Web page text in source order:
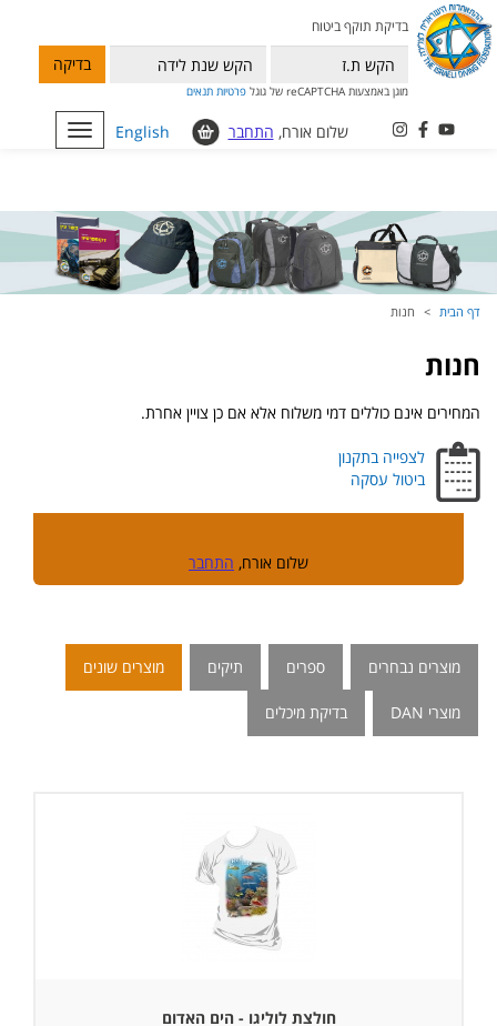
בדיקת תוקף ביטוח
בדיקה
מוגן באמצעות reCAPTCHA של גוגל פרטיות תנאים
Toggle
navigation
English שלום אורח, התחבר
דף הבית חנות
חנות
המחירים אינם כוללים דמי משלוח אלא אם כן צויין אחרת.
לצפייה בתקנון
ביטול עסקה
שלום אורח, התחבר
מוצרים נבחרים ספרים תיקים מוצרים שונים
מוצרי DAN בדיקת מיכלים
חולצת לוליגו - הים האדום